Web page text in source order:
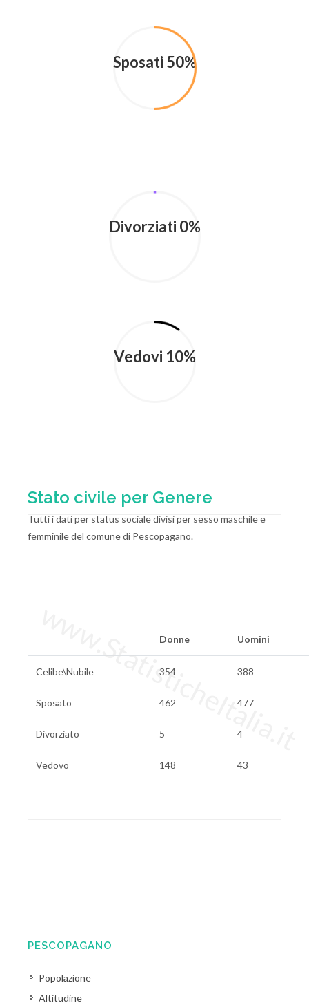
Sposati 50%
Divorziati 0%
Vedovi 10%
Stato civile per Genere
Tutti i dati per status sociale divisi per sesso maschile e
femminile del comune di Pescopagano.
Donne Uomini
Celibe\Nubile 354 388
Sposato 462 477
Divorziato 5 4
Vedovo 148 43
www.StatisticheItalia.it
PESCOPAGANO
Popolazione
Altitudine